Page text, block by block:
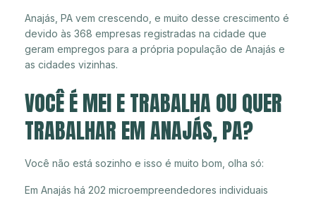
Anajás, PA vem crescendo, e muito desse crescimento é
devido às 368 empresas registradas na cidade que
geram empregos para a própria população de Anajás e
as cidades vizinhas.
VOCÊ É MEI E TRABALHA OU QUER
TRABALHAR EM ANAJÁS, PA?
Você não está sozinho e isso é muito bom, olha só:
Em Anajás há 202 microempreendedores individuais